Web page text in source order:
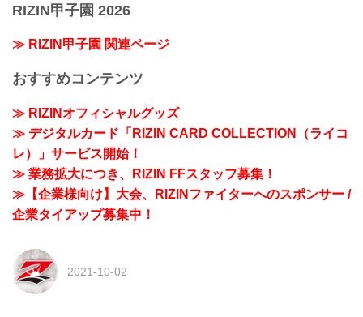
RIZIN甲子園 2026
≫ RIZIN甲子園 関連ページ
おすすめコンテンツ
≫ RIZINオフィシャルグッズ
≫ デジタルカード「RIZIN CARD COLLECTION（ライコ
レ）」サービス開始！
≫ 業務拡大につき、RIZIN FFスタッフ募集！
≫【企業様向け】大会、RIZINファイターへのスポンサー /
企業タイアップ募集中！
2021-10-02